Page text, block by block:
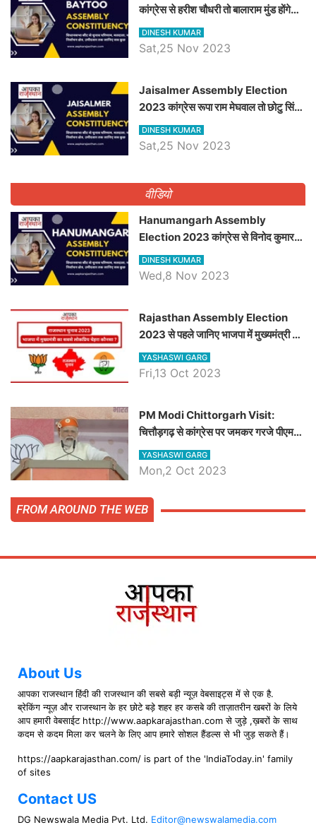
कांग्रेस से हरीश चौधरी तो बालाराम मुंड होंगे
भाजपा उम्मीदवार, जानिये बायतू विधानसभा
सीट के ताजा समीकरण
DINESH KUMAR
Sat,25 Nov 2023
​​​​​​​Jaisalmer Assembly Election
2023 कांग्रेस रूपा राम मेघवाल तो छोटु सिंह
भाटी होंगे भाजपा उम्मीदवार, जानिये जैसलमेर
विधानसभा सीट के ताजा समीकरण
DINESH KUMAR
Sat,25 Nov 2023
वीडियो
Hanumangarh Assembly
Election 2023 कांग्रेस से विनोद कुमार
चौधरी तो अमित चौधरी होंगे भाजपा उम्मीदवार,
जानिये हनुमानगढ़ विधानसभा सीट के ताजा
DINESH KUMAR
Wed,8 Nov 2023
Rajasthan Assembly Election
2023 से पहले जानिए भाजपा में मुख्यमंत्री का
सबसे लोकप्रिय चेहरा कौनसा ?
YASHASWI GARG
Fri,13 Oct 2023
PM Modi Chittorgarh Visit:
चित्तौड़गढ़ से कांग्रेस पर जमकर गरजे पीएम
मोदी, जाने प्रधानमंत्री के भाषण की बड़ी
बातें, देखें वीडियो
YASHASWI GARG
Mon,2 Oct 2023
FROM AROUND THE WEB
About Us
आपका राजस्थान हिंदी की राजस्थान की सबसे बड़ी न्यूज़ वेबसाइट्स में से एक है.
ब्रेकिंग न्यूज़ और राजस्थान के हर छोटे बड़े शहर हर कसबे की ताज़ातरीन खबरों के लिये
आप हमारी वेबसाईट http://www.aapkarajasthan.com से जुड़े ,ख़बरों के साथ
कदम से कदम मिला कर चलने के लिए आप हमारे सोशल हैंडल्स से भी जुड़ सकते हैं।
https://aapkarajasthan.com/ is part of the 'IndiaToday.in' family
of sites
Contact US
DG Newswala Media Pvt. Ltd. Editor@newswalamedia.com